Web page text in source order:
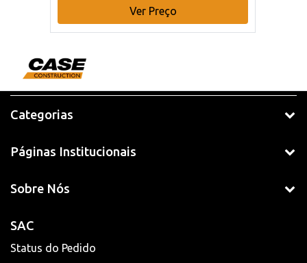
Ver Preço
Categorias
Páginas Institucionais
Sobre Nós
SAC
Status do Pedido